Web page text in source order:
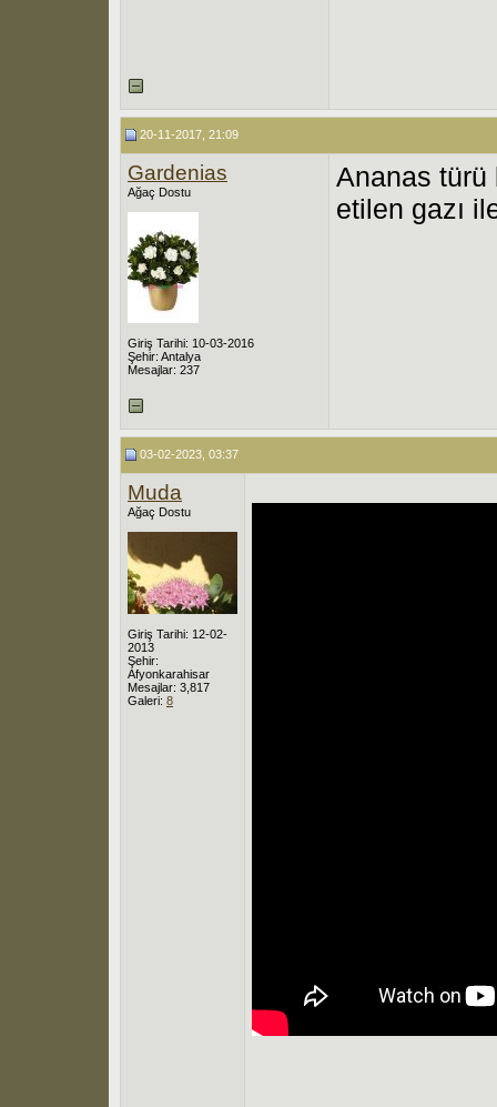
20-11-2017, 21:09
Gardenias
Ağaç Dostu
Giriş Tarihi: 10-03-2016
Şehir: Antalya
Mesajlar: 237
Ananas türü
etilen gazı
03-02-2023, 03:37
Muda
Ağaç Dostu
Giriş Tarihi: 12-02-
2013
Şehir:
Afyonkarahisar
Mesajlar: 3,817
Galeri: 8